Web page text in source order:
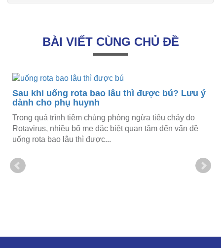
BÀI VIẾT CÙNG CHỦ ĐỀ
Sau khi uống rota bao lâu thì được bú? Lưu ý
dành cho phụ huynh
Trong quá trình tiêm chủng phòng ngừa tiêu chảy do
Rotavirus, nhiều bố mẹ đặc biệt quan tâm đến vấn đề
uống rota bao lâu thì được...